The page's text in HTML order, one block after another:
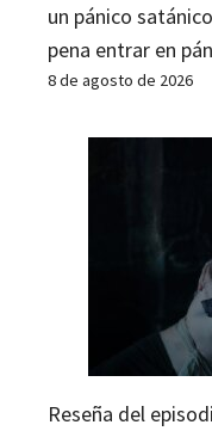
un pánico
pena entrar en
8 de agosto de 2026
Reseña del